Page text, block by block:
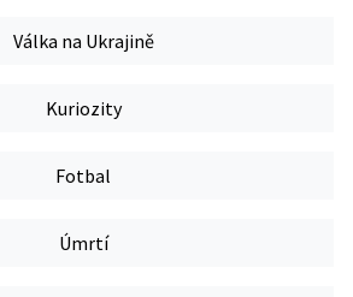
Válka na Ukrajině
Kuriozity
Fotbal
Úmrtí